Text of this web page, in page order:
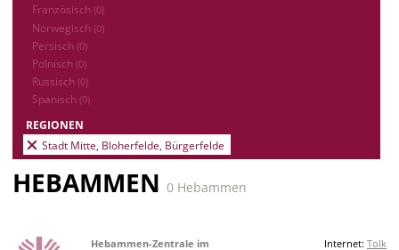
Französisch (0)
Norwegisch (0)
Persisch (0)
Polnisch (0)
Russisch (0)
Spanisch (0)
REGIONEN
Stadt Mitte, Bloherfelde, Bürgerfelde
HEBAMMEN 0 Hebammen
Internet: Tolk
Hebammen-Zentrale im